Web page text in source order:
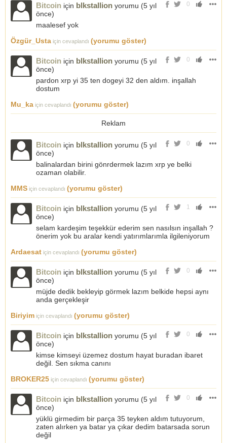
0
Bitcoin için blkstallion yorumu (5 yıl
önce)
maalesef yok
Özgür_Usta için cevaplandı (yorumu göster)
0
Bitcoin için blkstallion yorumu (5 yıl
önce)
pardon xrp yi 35 ten dogeyi 32 den aldım. inşallah
dostum
Mu_ka için cevaplandı (yorumu göster)
Reklam
0
Bitcoin için blkstallion yorumu (5 yıl
önce)
balinalardan birini gönrdermek lazım xrp ye belki
ozaman olabilir.
MMS için cevaplandı (yorumu göster)
1
Bitcoin için blkstallion yorumu (5 yıl
önce)
selam kardeşim teşekkür ederim sen nasılsın inşallah ?
önerim yok bu aralar kendi yatırımlarımla ilgileniyorum
Ardaesat için cevaplandı (yorumu göster)
0
Bitcoin için blkstallion yorumu (5 yıl
önce)
müjde dedik bekleyip görmek lazım belkide hepsi aynı
anda gerçekleşir
Biriyim için cevaplandı (yorumu göster)
0
Bitcoin için blkstallion yorumu (5 yıl
önce)
kimse kimseyi üzemez dostum hayat buradan ibaret
değil. Sen sıkma canını
BROKER25 için cevaplandı (yorumu göster)
0
Bitcoin için blkstallion yorumu (5 yıl
önce)
yüklü girmedim bir parça 35 teyken aldım tutuyorum,
zaten alırken ya batar ya çıkar dedim batarsada sorun
değil